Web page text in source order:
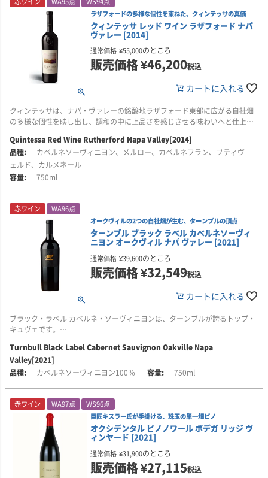
アルコール度数：12.5％
酸度：7.1g/L
■ペンフォールズについて
ペンフォールズは、1844年にクリストファー・ペンフォールド博士とメアリ
ー・ペンフォールドによって、南オーストラリア州のマギル・エステートに
設立された、オーストラリアを代表する名門ワイナリーです。
創業以来、実験精神、探求心、そして妥協のない品質へのこだわりを大切に
し、現在では世界で最も高く評価されるワイン生産者のひとつとなっていま
す。
その歩みを支えてきたのは、代々の先見性あるワインメーカーたちです。中
でも、初代チーフ・ワインメーカーのマックス・シューバートは、長期熟成
に耐える偉大なオーストラリアワインを追求し、ペンフォールズを世界的な
存在へと押し上げました。その象徴的なワインが、オーストラリアを代表す
る名品「グランジ」です。
ペンフォールズのワイン造りの特徴は、単一畑、単一地域、複数地域、複数
品種のブレンドという4つのスタイルを柱にしていることです。畑や地域の枠
にとらわれず、目指すスタイルに最もふさわしい高品質なブドウを選び抜
く、果実本位のワイン造りを行っています。
また、ペンフォールズのワインには、口中に広がる味わいの厚み、果実味の
充実感、長期熟成能力といった、共通する「ハウス・スタイル」がありま
質と個性が感じられることが大きな魅力です。
現在では、オーストラリアを中心に、アメリカ、フランス、中国など世界各
地でワイン造りを展開。それぞれの産地の個性を尊重しながらも、ペンフォ
ールズらしい品質基準とスタイルを貫いています。
ベガ・シシリアが大切にしているのは、「時間」を味方につけること。流行
に左右されることなく、土地とブドウの声に耳を傾け、最高の状態になるま
で待つという哲学が、ワイン造りの中心にあります。
エステートは約1000haにおよび、そのうち210haがブドウ畑として利用され
ています。畑は品種、樹齢、土壌の違いに応じて細かく区画分けされ、テン
プラニーリョを中心に、カベルネ・ソーヴィニヨンやメルローも栽培されて
います。ブドウは最低でも樹齢10年を超えてからワイン造りに用いられ、長
い時間をかけて培われた畑の個性が、ワインの奥行きと品格を生み出してい
ます。
また、ベガ・シシリアは品質に対して非常に厳格で、求める基準に達しない
ワインは市場に出さないという姿勢を貫いています。自然、伝統、人の技
術、そして時間への敬意。そのすべてが結びついたワインこそが、ベガ・シ
シリアのスタイルです。
畑はいずれも冷涼な場所にあり、ゴールドリッジ・ロームなどの低樹勢の土
壌が特徴です。ブドウ樹は1975年から2017年にかけて植樹されています。ク
ローンは、酸が際立ち、大きな房をつけることで知られるUCデイヴィス・ク
ローン4が主体。その他に、ウェンテ・クローンや、芳香性の高いルード・ク
ローンも一部使用されています。
■醸造について
ブドウは、果皮由来の粗さを抑え、繊細な質感を引き出すため、全房で圧搾
されます。発酵は樽内で行われ、天然酵母による発酵と、天然の乳酸菌によ
バトナージュを行うことで、複雑味と質感を高めています。
ボーヌ、フランソワ・フレールの樽が使用されています。翌年の収穫期に伝
統的な方法で清澄を行い、2024年12月に無濾過で瓶詰めされました。
レイミー・ワイン・セラーズは、1996年にデイヴィッド・レイミー氏と妻カ
ーラ氏によって、カリフォルニア州ソノマのヒールズバーグに設立された家
族経営のワイナリーです。ソノマとナパの優れた畑のブドウに、旧世界の伝
統的な醸造技術を組み合わせ、現代カリフォルニアワインの品質向上に大き
く貢献してきました。
デイヴィッド・レイミー氏は、ボルドーの名門シャトー・ペトリュスを擁す
るムエックス家のもとで研鑽を積み、ドミナス・エステートではエグゼクテ
ィヴ・ヴァイス・プレジデント兼ワインメーカーを務めた経歴を持つ、カリ
フォルニアを代表する醸造家の一人です。
ワイン・スペクテイター誌から「プロフェッサー・シャルドネ」と称され、
ています。
レイミーのワイン造りでは、全房圧搾、天然酵母による発酵、樽でのシュー
感、熟成力を重視した手法が取り入れられています。
その味わいは、カリフォルニアらしい豊かな果実味を備えながらも、過度に
重くならず、畑の個性を映し出すバランスと奥行きが魅力です。クラシック
な品格と長期熟成にも耐える力を兼ね備えたワインを生み出していること
が、レイミーの大きな特徴です。
■ワイン誌ワイン・アドヴォケイトのコメント
【 96+点 】ブルーベリー、ブラックチェリー、カシスの香りが豊かに広が
り、その下支えとしてシダーを思わせるオークのニュアンスが感じられま
フルボディでありながら、過度に力強すぎることはなく、見事なしなやかさ
と熟したタンニンを備えています。オークヴィルとクームスヴィルの果実を
ブレンドしたワインで、口に含むと、クリーミーなほど豊かな質感が広が
り、その後、長い余韻にかけてエレガントに続いていきます。見事な出来栄
ダラ・ヴァレとオルネッライアのパートナーシップによるこのワインは、
飲み頃：2023～2040年
レヴュー：Joe Czerwinski 2023年4月1日
■DVOについて
DVOは、ナパ・ヴァレーの名門ダラ・ヴァレと、トスカーナを代表する名門
オルネッライアによるコラボレーションから生まれた注目のワイン・プロジ
ナパ・ヴァレーの果実が持つ豊かさに、旧世界的な洗練、緊張感、品格を重
ねることを目指し、カリフォルニアとイタリア、ふたつの名門が培ってきた
感性を一つのワインに表現しています。
中心となるのは、ダラ・ヴァレのワインメーカー兼ワイン・ディレクターで
あるマヤ・ダラ・ヴァレ氏。名門の伝統を受け継ぎながら、DVOではナパ・
ヴァレーの新たな可能性を切り拓くような、しなやかで奥行きのある赤ワイ
ンを生み出しています。
力強さだけに頼らず、果実味、酸、タンニン、余韻のバランスを大切にした
スタイルは、まさに「ナパ・ヴァレーのエレガンス」と「旧世界の洗練」が
出会った一本です。
系果実を中心に、フレッシュなバラやスミレ、ラベンダーのフローラルなノ
ートが重なります。さらに、ハイビスカスや乾燥したローズヒップ、森床、
冷たい土のニュアンスまで感じられる、極めて表情豊かなブーケが広がりま
味わいには赤系果実の凝縮感がありながらも重すぎず、塩味を帯びたミネラ
ル感が全体を引き締めています。明るく生き生きとした酸味と、シルクのよ
うにきめ細やかなタンニンが繊細な骨格を形成。焼き菓子を思わせるスパイ
スやホワイトペッパー、リコリスといったニュアンスが複雑さと奥行きを与
え、波のように広がる果実味とともに、長い余韻へと続いていきます。
リザベスほど完成度の高いワインはほとんど味わったことがない。2021年ヴ
ィンテージ同様、ラインナップの中で最もフローラルでエスプリが効いてい
るが、この新リリースは新たな高みに到達している」、「まさに感動的なワ
イン。本当に美しい」と称される出来栄えです。
■ヴィンテージについて
2022年は、非常に暖かいヴィンテージとなりました。開花時の悪天候によ
り、収量は2015年以来の低水準となりましたが、猛暑の前となる8月下旬に
ブドウを収穫したことで、例年よりやや低めのアルコール度数に仕上がって
その一方で、ワインには鮮やかな香りと、質感を伴う果実味が備わり、フレ
ッシュさと奥行きをあわせ持つ仕上がりとなっています。
■栽培について
デガ・ヘッドランズ・ヴィンヤードは、カリフォルニア州ソノマのソノマ・
コースト地域に位置する自社畑です。南西向きの尾根の頂上、標高約120～
230メートルの場所に広がり、その北側には樹齢を重ねたレッドウッドの深
い森が広がる、美しい自然に恵まれた環境です。
この畑の土壌は、砕けた砂岩や分解した海洋性堆積物に由来し、一部には海
洋生物の化石が含まれることもあります。また、ヴォーヌ・ロマネにある2つ
のグラン・クリュ畑由来のフィールド・セレクションを独自に組み合わせて
植樹しており、特別な個性を備えた畑です。
生育期を通して、この畑は海から吹き付ける強い風を含む、変化に富んだ沿
岸性気候の影響を受けます。こうした厳しい自然環境に対応するため、伝統
的なギュイヨ仕立てを応用し、枝の向きを調整することで、風上側からブド
ウ樹を守る工夫がなされています。
年間の収量は非常に限られており、平均して1エーカーあたり2トンを大きく
ラザフォードの多様な個性を束ねた、クィンテッサの真価
クィンテッサ レッド ワイン ラザフォード ナパ
ヴァレー [2014]
通常価格 ¥55,000のところ
販売価格¥46,200税込
カートに入れる
クィンテッサは、ナパ・ヴァレーの銘醸地ラザフォード東部に広がる自社畑
の多様な個性を映し出し、調和の中に上品さを感じさせる味わいへと仕上げ
■生産者のコメント
2014年のクィンテッサは、若いうちから楽しめる魅力と、熟成の可能性をあ
わせ持つ美しいワインです。
色調は濃く深みがあり、フレッシュなチェリーやブラックベリーの魅力的な
香りに、スミレ、グラファイト、ほのかなシダー・スパイスのニュアンスが
重なります。あたたかみのある印象を備えたワインです。
味わいには、ダークベリー、ダークチョコレート、セイボリーなハーブの風
味が舌の上で躍るように広がります。なめらかでしなやかなタンニンが、卓
越したクィンテッサのヴィンテージに共通する特徴を見事に表現していま
■ヴィンテージについて
2014年は、母なる自然がその力強さと恵みの両方を見せてくれた年でした。
干ばつサイクルの3年目にあたり、さらに収穫の始まりにはマグニチュード
6.0の地震も発生し、劇的で畏怖を感じさせる出来事がありました。
しかし、そのような状況のなかでも、熱波のないほぼ理想的な生育期に恵ま
れ、豊かな収穫量を得ることができました。ブドウは素晴らしい酸と風味を
保ちながら成熟しました。
■栽培について
ブドウは、カリフォルニア州ナパ・ヴァレーのラザフォードにある自社畑か
ら収穫されています。
畑は複数の区画に分かれており、主にDragon’s Terrace、Bench、Cruz del
Sur、Riviera Sur、Mont Calisseなどの区画のブドウが使用されています。ラ
ザフォードの自社畑が持つ多様な個性を活かしながら、ワインに複雑さと調
和をもたらしています。
Quintessa Red Wine Rutherford Napa Valley[2014]
カベルネソーヴィニヨン、メルロー、カベルネフラン、プティヴ
ェルド、カルメネール
750ml
赤ワイン WA96点
オークヴィルの2つの自社畑が生む、ターンブルの頂点
ターンブル ブラック ラベル カベルネソーヴィ
ニヨン オークヴィル ナパ ヴァレー [2021]
通常価格 ¥39,600のところ
販売価格¥32,549税込
カートに入れる
ブラック・ラベル カベルネ・ソーヴィニヨンは、ターンブルが誇るトップ・
キュヴェです。
ワインメーカーのピーター・ハイツ氏は、2021年ヴィンテージについて次の
ように語っています。
も、最高のブラック・ラベルだと思います。2017年ヴィンテージの後に、ま
さかそう言うことになるとは思ってもいませんでした。
ブラック・ラベルが受け継いできた伝統と、ターンブルの“ベスト・オブ・
ザ・ベスト”ともいえる樽選抜ワインとしてのフラッグシップの地位を、期待
以上に体現した、圧巻の仕上がりです。」
Turnbull Black Label Cabernet Sauvignon Oakville Napa
Valley[2021]
カベルネソーヴィニヨン100％
750ml
赤ワイン WA97点 WS96点
巨匠キスラー氏が手掛ける、珠玉の単一畑ピノ
オクシデンタル ピノノワール ボデガ リッジ ヴ
ィンヤード [2021]
通常価格 ¥31,900のところ
販売価格¥27,115税込